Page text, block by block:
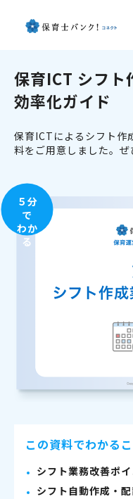
保育ICT シフト
効率化ガイド
保育ICTによるシフト作
料をご用意しました。ぜ
５分
で
わか
る
この資料でわかる
シフト業務改善ポ
シフト自動作成・